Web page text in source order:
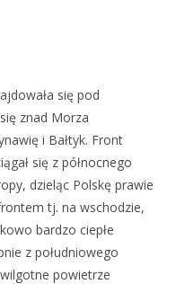
się pod
znad Morza
i Bałtyk. Front
się z północnego
dzieląc Polskę prawie
tj. na wschodzie,
bardzo ciepłe
z południowego
powietrze